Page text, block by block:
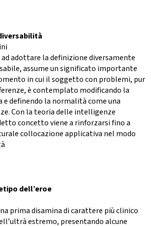
adottare la definizione diversamente
assume un significato importante
in cui il soggetto con problemi, pur
è contemplato modificando la
e definendo la normalità come una
Con la teoria delle intelligenze
concetto viene a rinforzarsi fino a
collocazione applicativa nel modo
dell’eroe
prima disamina di carattere più clinico
estremo, presentando alcune